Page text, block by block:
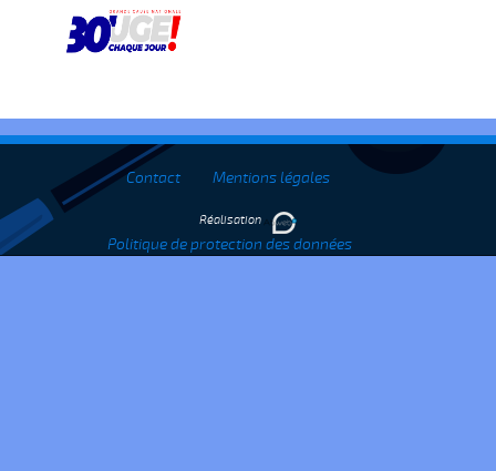
Contact Mentions légales
Politique de protection des données
Réalisation